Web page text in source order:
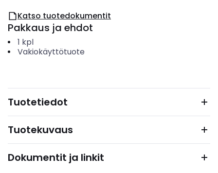
Katso tuotedokumentit
Pakkaus ja ehdot
1 kpl
Vakiokäyttötuote
Tuotetiedot
Tuotekuvaus
Dokumentit ja linkit